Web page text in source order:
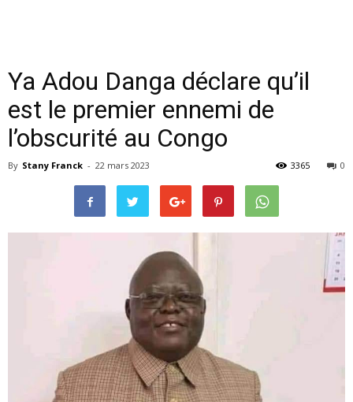
Ya Adou Danga déclare qu’il
est le premier ennemi de
l’obscurité au Congo
By Stany Franck - 22 mars 2023 0
3365